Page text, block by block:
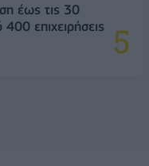
έως τις 30
επιχειρήσεις